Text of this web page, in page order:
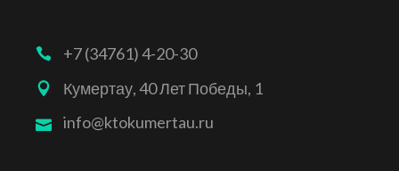
+7 (34761) 4-20-30
Кумертау, 40 Лет Победы, 1
info@ktokumertau.ru